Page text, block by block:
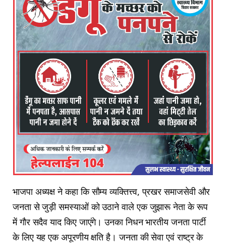
भाजपा अध्यक्ष ने कहा कि सौम्य व्यक्तित्त्व, प्रखर समाजसेवी और
जनता से जुड़ी समस्याओं को उठाने वाले एक जुझारू नेता के रूप
में गौर सदैव याद किए जाएंगे। उनका निधन भारतीय जनता पार्टी
के लिए यह एक अपूरणीय क्षति है। जनता की सेवा एवं राष्ट्र के